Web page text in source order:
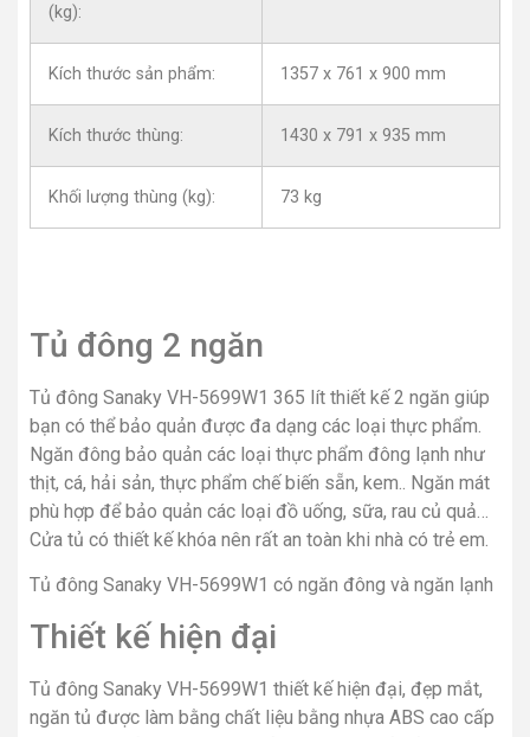
(kg):
Kích thước sản phẩm: 1357 x 761 x 900 mm
Kích thước thùng: 1430 x 791 x 935 mm
Khối lượng thùng (kg): 73 kg
Tủ đông 2 ngăn
Tủ đông Sanaky VH-5699W1 365 lít thiết kế 2 ngăn giúp
bạn có thể bảo quản được đa dạng các loại thực phẩm.
Ngăn đông bảo quản các loại thực phẩm đông lạnh như
thịt, cá, hải sản, thực phẩm chế biến sẵn, kem.. Ngăn mát
phù hợp để bảo quản các loại đồ uống, sữa, rau củ quả…
Cửa tủ có thiết kế khóa nên rất an toàn khi nhà có trẻ em.
Tủ đông Sanaky VH-5699W1 có ngăn đông và ngăn lạnh
Thiết kế hiện đại
Tủ đông Sanaky VH-5699W1 thiết kế hiện đại, đẹp mắt,
ngăn tủ được làm bằng chất liệu bằng nhựa ABS cao cấp